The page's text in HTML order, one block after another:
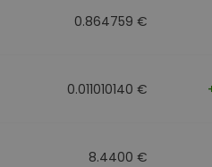
0.864759 €
0.011010140 €
8.4400 €